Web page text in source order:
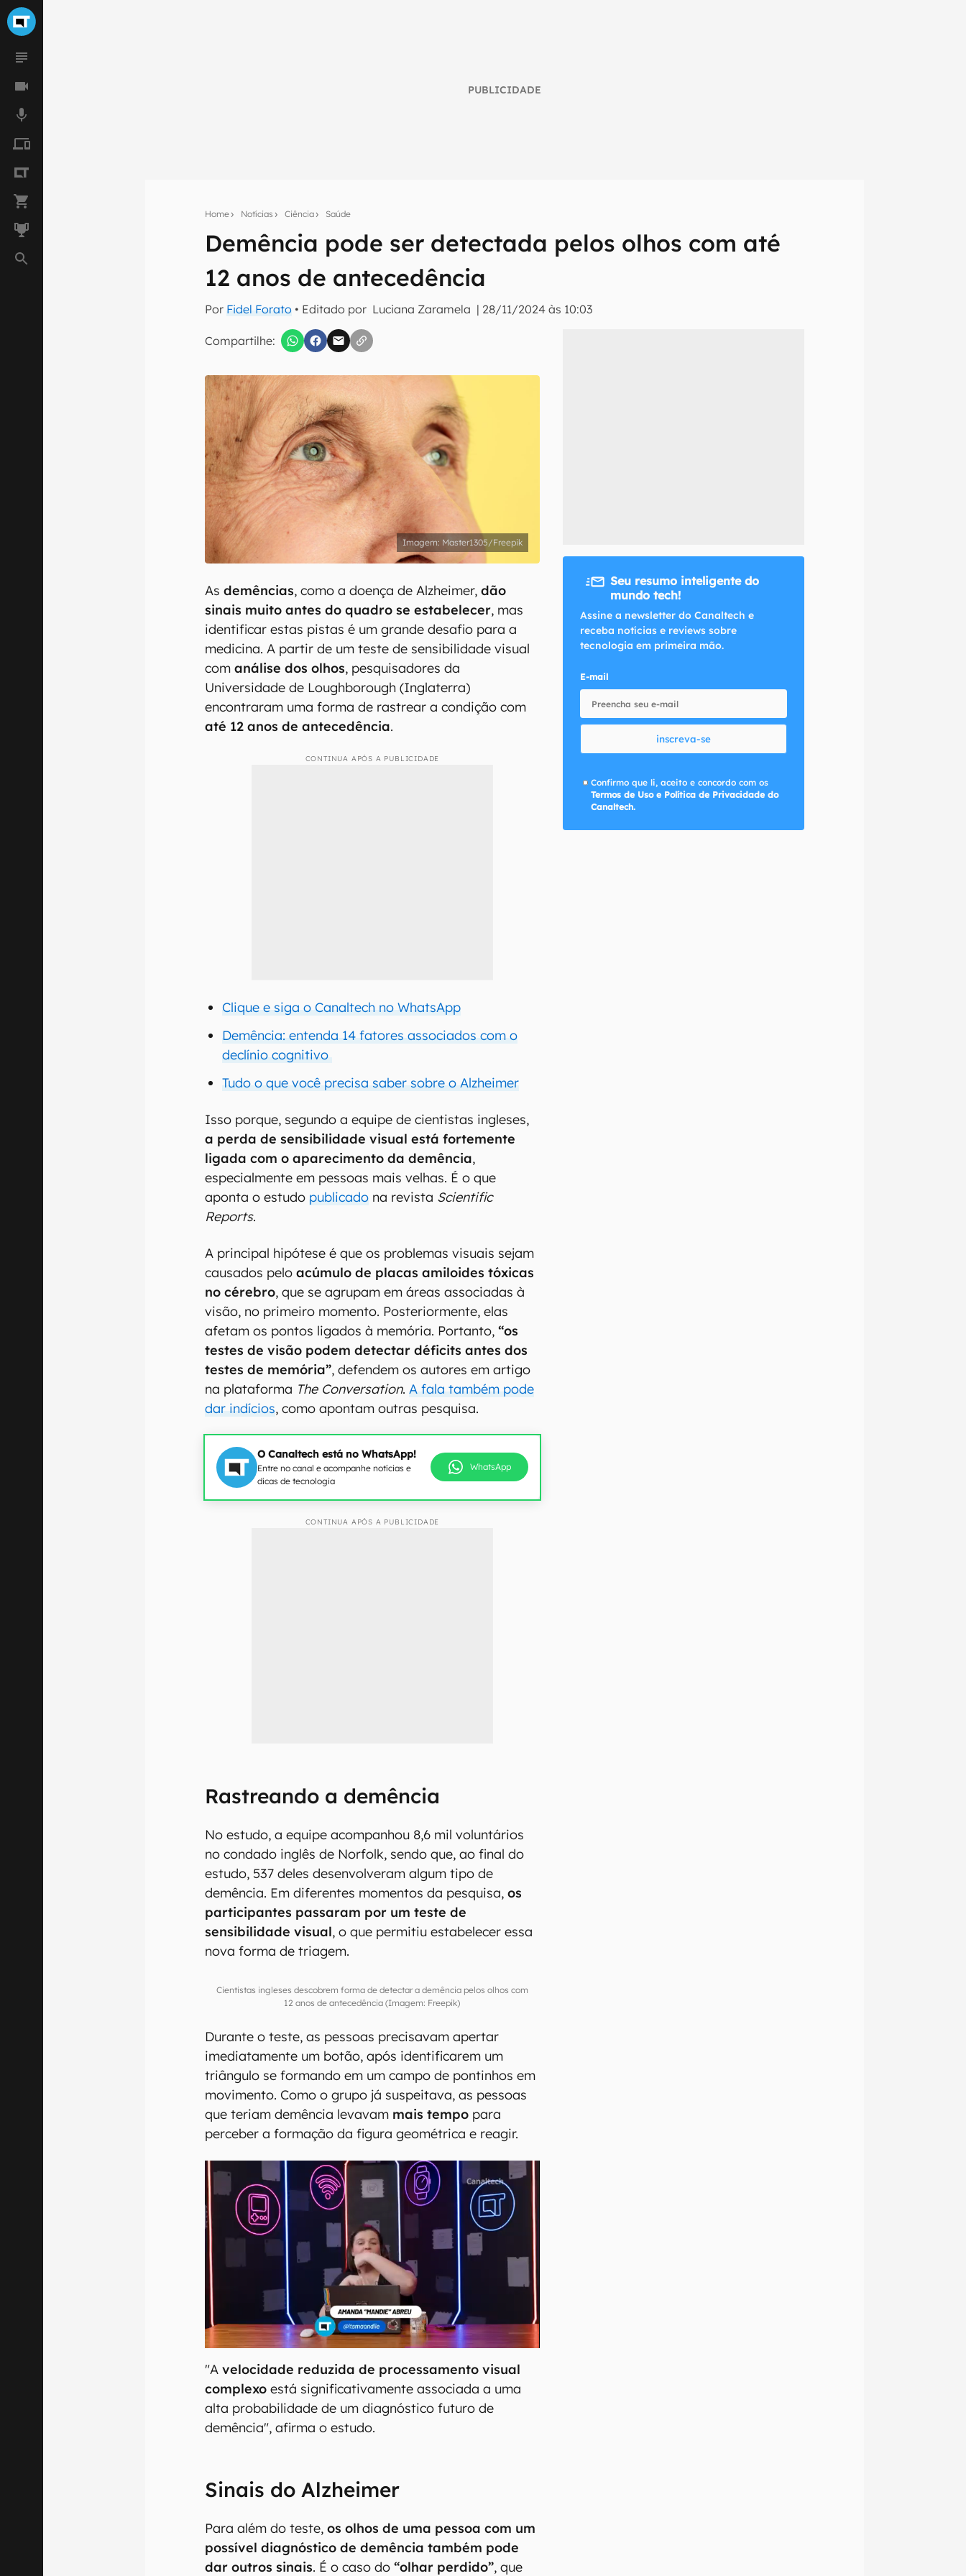
PUBLICIDADE
Home Notícias Ciência Saúde
Demência pode ser detectada pelos olhos com até
12 anos de antecedência
Por Fidel Forato • Editado por Luciana Zaramela | 28/11/2024 às 10:03
Compartilhe:
Seu resumo inteligente do mundo tech!
Assine a newsletter do Canaltech e receba notícias e reviews sobre tecnologia em primeira
inscreva-se
Confirmo que li, aceito e concordo com os Termos de Uso e Política de Privacidade do Canaltech.
Master1305/Freepik
Asdemências, como a doença de Alzheimer,dão
sinais muito antes do quadro se estabelecer, mas
identificar estas pistas é um grande desafio para a
medicina. A partir de um teste de sensibilidade visual
comanálise dos olhos, pesquisadores da
Universidade de Loughborough (Inglaterra)
encontraram uma forma de rastrear a condição com
até 12 anos de antecedência.
CONTINUA APÓS A PUBLICIDADE
Clique e siga o Canaltech no WhatsApp
Demência: entenda 14 fatores associados com o
declínio cognitivo
Tudo o que você precisa saber sobre o Alzheimer
Isso porque, segundo a equipe de cientistas ingleses,
a perda de sensibilidade visual está fortemente
ligada com o aparecimento da demência,
especialmente em pessoas mais velhas. É o que
aponta o estudo publicado na revista Scientific
Reports.
A principal hipótese é que os problemas visuais sejam
causados pelo acúmulo de placas amiloides tóxicas
no cérebro, que se agrupam em áreas associadas à
visão, no primeiro momento. Posteriormente, elas
afetam os pontos ligados à memória. Portanto, “os
testes de visão podem detectar déficits antes dos
testes de memória”, defendem os autores em artigo
na plataforma The Conversation.A fala também pode
dar indícios, como apontam outras pesquisa.
O Canaltech está no WhatsApp!
Entre no canal e acompanhe notícias e
dicas de tecnologia
WhatsApp
CONTINUA APÓS A PUBLICIDADE
Rastreando a demência
No estudo, a equipe acompanhou 8,6 mil voluntários
no condado inglês de Norfolk, sendo que, ao final do
estudo, 537 deles desenvolveram algum tipo de
demência. Em diferentes momentos da pesquisa,os
participantes passaram por um teste de
sensibilidade visual, o que permitiu estabelecer essa
nova forma de triagem.
Cientistas ingleses descobrem forma de detectar a demência pelos olhos com
12 anos de antecedência (Imagem: Freepik)
Durante o teste, as pessoas precisavam apertar
imediatamente um botão, após identificarem um
triângulo se formando em um campo de pontinhos em
movimento. Como o grupo já suspeitava, as pessoas
que teriam demência levavam mais tempo para
perceber a formação da figura geométrica e reagir.
"A velocidade reduzida de processamento visual
complexo está significativamente associada a uma
alta probabilidade de um diagnóstico futuro de
demência", afirma o estudo.
Sinais do Alzheimer
Para além do teste,os olhos de uma pessoa com um
possível diagnóstico de demência também pode
dar outros sinais. É o caso do “olhar perdido”, que
Seu resumo inteligente do
mundo tech!
Assine a newsletter do Canaltech e
receba notícias e reviews sobre
tecnologia em primeira mão.
E-mail
inscreva-se
Confirmo que li, aceito e concordo com os
Termos de Uso e Política de Privacidade do
Canaltech.